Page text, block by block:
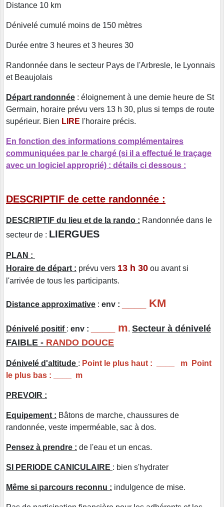
Distance 10 km
Dénivelé cumulé moins de 150 mètres
Durée entre 3 heures et 3 heures 30
Randonnée dans le secteur Pays de l'Arbresle, le Lyonnais
et Beaujolais
Départ randonnée : éloignement à une demie heure de St
Germain, horaire prévu vers 13 h 30, plus si temps de route
supérieur. Bien LIRE l'horaire précis.
En fonction des informations complémentaires
communiquées par le chargé (si il a effectué le traçage
avec un logiciel approprié) : détails ci dessous :
DESCRIPTIF de cette randonnée :
DESCRIPTIF du lieu et de la rando : Randonnée dans le
secteur de : LIERGUES
PLAN :
Horaire de départ : prévu vers 13 h 30 ou avant si
l'arrivée de tous les participants.
Distance approximative : env : ____ KM
Dénivelé positif : env : ____ m. Secteur à dénivelé
FAIBLE - RANDO DOUCE
Dénivelé d'altitude : Point le plus haut : ____ m Point
le plus bas : ____ m
PREVOIR :
Equipement : Bâtons de marche, chaussures de
randonnée, veste imperméable, sac à dos.
Pensez à prendre : de l'eau et un encas.
SI PERIODE CANICULAIRE : bien s'hydrater
Même si parcours reconnu : indulgence de mise.